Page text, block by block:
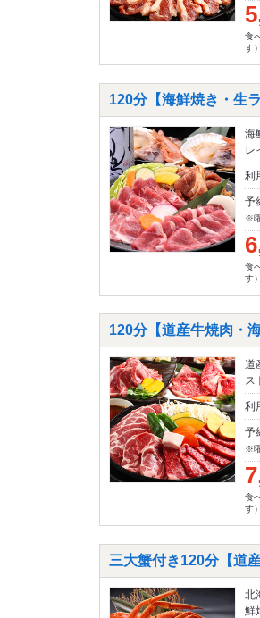
食
す）
120分【海鮮焼き・生
海
レ
利
予
※
食
す）
120分【道産牛焼肉・
道
ス
利
予
※
食
す）
三大蟹付き120分【道
北
鮮